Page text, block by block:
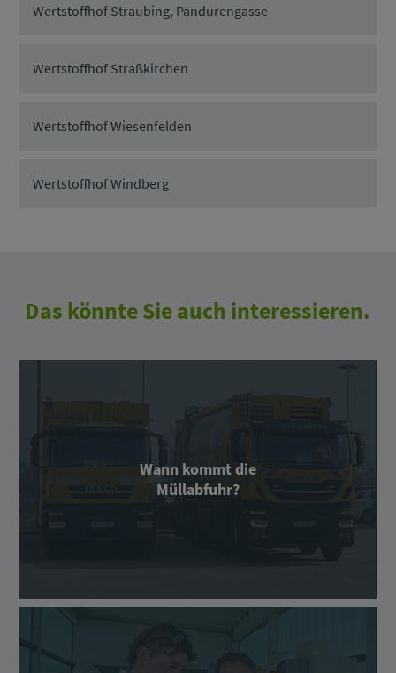
Wertstoffhof Straubing, Pandurengasse
Wertstoffhof Straßkirchen
Wertstoffhof Wiesenfelden
Wertstoffhof Windberg
Das könnte Sie auch interessieren.
Wann kommt die
Müllabfuhr?